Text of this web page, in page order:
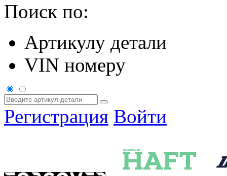
Поиск по:
Артикулу детали
VIN номеру
Регистрация Войти